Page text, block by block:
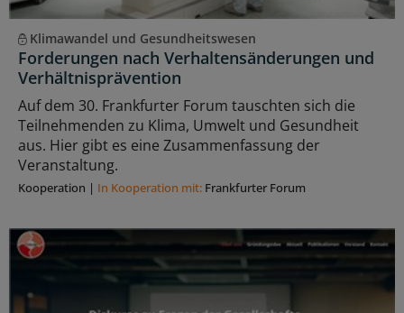
Klimawandel und Gesundheitswesen
Forderungen nach Verhaltensänderungen und
Verhältnisprävention
Auf dem 30. Frankfurter Forum tauschten sich die
Teilnehmenden zu Klima, Umwelt und Gesundheit
aus. Hier gibt es eine Zusammenfassung der
Veranstaltung.
Kooperation | In Kooperation mit: Frankfurter Forum